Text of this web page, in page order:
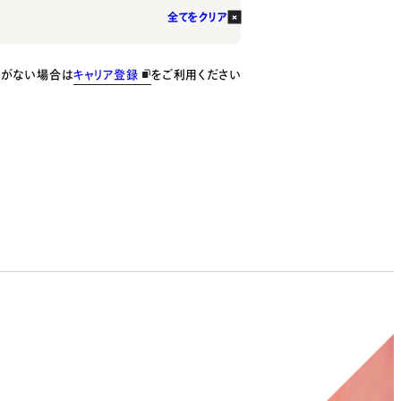
全てをクリア
ない場合はキャリア登録 をご利用ください